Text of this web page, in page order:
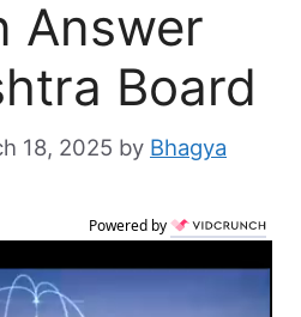
Answer
Board
18, 2025 by Bhagya
Powered by